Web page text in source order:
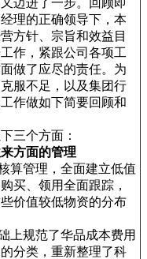
迈进了一步。回顾即
理的正确领导下，本
方针、宗旨和效益目
作，紧跟公司各项工
做了应尽的责任。为
服不足，以及集团行
作做如下简要回顾和
三个方面：
方面的管理
算管理，全面建立低值
买、领用全面跟踪，
价值较低物资的分布
上规范了华品成本费用
分类，重新整理了科